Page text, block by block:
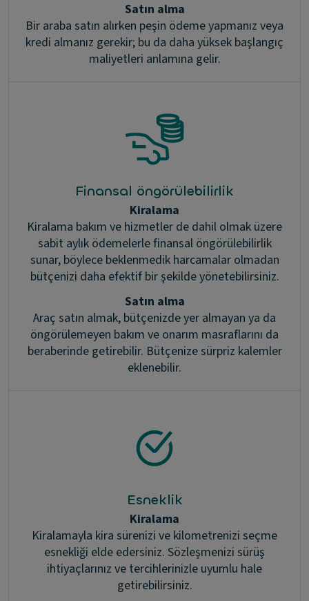
Satın alma
Bir araba satın alırken peşin ödeme yapmanız veya
kredi almanız gerekir; bu da daha yüksek başlangıç
maliyetleri anlamına gelir.
Finansal öngörülebilirlik
Kiralama
Kiralama bakım ve hizmetler de dahil olmak üzere
sabit aylık ödemelerle finansal öngörülebilirlik
sunar, böylece beklenmedik harcamalar olmadan
bütçenizi daha efektif bir şekilde yönetebilirsiniz.
Satın alma
Araç satın almak, bütçenizde yer almayan ya da
öngörülemeyen bakım ve onarım masraflarını da
beraberinde getirebilir. Bütçenize sürpriz kalemler
eklenebilir.
Esneklik
Kiralama
Kiralamayla kira sürenizi ve kilometrenizi seçme
esnekliği elde edersiniz. Sözleşmenizi sürüş
ihtiyaçlarınız ve tercihlerinizle uyumlu hale
getirebilirsiniz.